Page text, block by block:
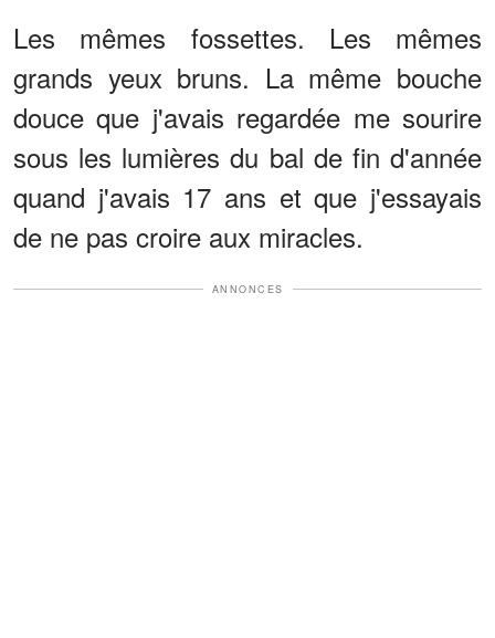
Les mêmes fossettes. Les mêmes
grands yeux bruns. La même bouche
douce que j'avais regardée me sourire
sous les lumières du bal de fin d'année
quand j'avais 17 ans et que j'essayais
de ne pas croire aux miracles.
ANNONCES